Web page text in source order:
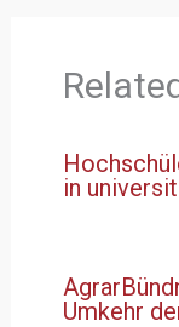
in
Umkehr